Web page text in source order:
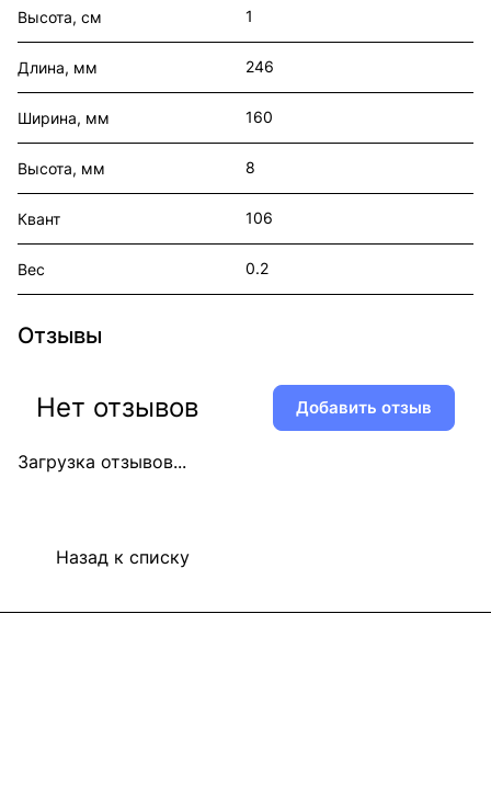
Высота, см 1
Длина, мм 246
Ширина, мм 160
Высота, мм 8
Квант 106
Вес 0.2
Отзывы
Загрузка отзывов...
Нет отзывов Добавить отзыв
Назад к списку